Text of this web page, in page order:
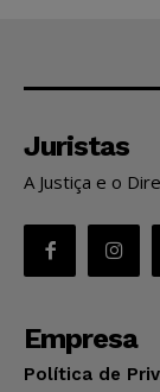
Juristas
A Justiça e o
Empresa
Política de